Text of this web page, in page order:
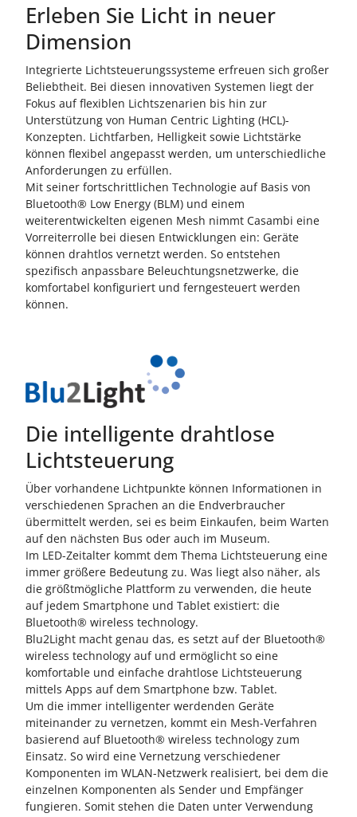
Erleben Sie Licht in neuer
Dimension
Integrierte Lichtsteuerungssysteme erfreuen sich großer
Beliebtheit. Bei diesen innovativen Systemen liegt der
Fokus auf flexiblen Lichtszenarien bis hin zur
Unterstützung von Human Centric Lighting (HCL)-
Konzepten. Lichtfarben, Helligkeit sowie Lichtstärke
können flexibel angepasst werden, um unterschiedliche
Anforderungen zu erfüllen.
Mit seiner fortschrittlichen Technologie auf Basis von
Bluetooth® Low Energy (BLM) und einem
weiterentwickelten eigenen Mesh nimmt Casambi eine
Vorreiterrolle bei diesen Entwicklungen ein: Geräte
können drahtlos vernetzt werden. So entstehen
spezifisch anpassbare Beleuchtungsnetzwerke, die
komfortabel konfiguriert und ferngesteuert werden
können.
Die intelligente drahtlose
Lichtsteuerung
Über vorhandene Lichtpunkte können Informationen in
verschiedenen Sprachen an die Endverbraucher
übermittelt werden, sei es beim Einkaufen, beim Warten
auf den nächsten Bus oder auch im Museum.
Im LED-Zeitalter kommt dem Thema Lichtsteuerung eine
immer größere Bedeutung zu. Was liegt also näher, als
die größtmögliche Plattform zu verwenden, die heute
auf jedem Smartphone und Tablet existiert: die
Bluetooth® wireless technology.
Blu2Light macht genau das, es setzt auf der Bluetooth®
wireless technology auf und ermöglicht so eine
komfortable und einfache drahtlose Lichtsteuerung
mittels Apps auf dem Smartphone bzw. Tablet.
Um die immer intelligenter werdenden Geräte
miteinander zu vernetzen, kommt ein Mesh-Verfahren
basierend auf Bluetooth® wireless technology zum
Einsatz. So wird eine Vernetzung verschiedener
Komponenten im WLAN-Netzwerk realisiert, bei dem die
einzelnen Komponenten als Sender und Empfänger
fungieren. Somit stehen die Daten unter Verwendung